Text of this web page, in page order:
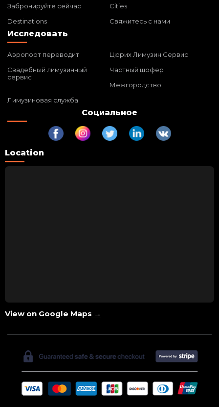
Забронируйте сейчас
Cities
Destinations
Свяжитесь с нами
Исследовать
Аэропорт переводит
Цюрих Лимузин Сервис
Свадебный лимузинный
сервис
Частный шофер
Межгородство
Лимузиновая служба
Социальное
Location
View on Google Maps →